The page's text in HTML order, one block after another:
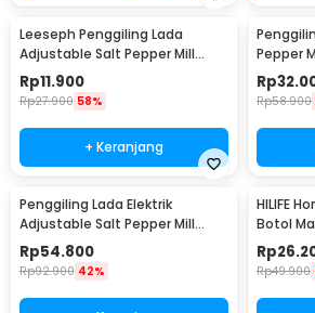
Leeseph Penggiling Lada
Adjustable Salt Pepper Mill
Grinder 80ml - M1599
Rp11.900
Rp27.900 58%
+ Keranjang
Pepper
- CIQ
Rp
Rp58.900
Penggiling Lada Elektrik
Adjustable Salt Pepper Mill
Grinder 100ml - 15CE7
Rp54.800
Rp92.900 42%
HILIFE
Botol
200ml -
Rp
Rp49.900